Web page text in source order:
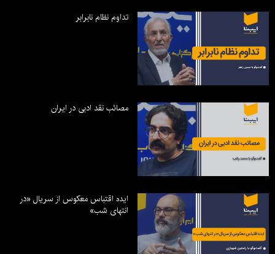
تداوم نظام نابرابر
مصائب نقد ادبی در ایران
ایده اقتباس معکوس از سریال «در
انتهای شب»